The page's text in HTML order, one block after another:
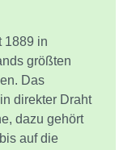
1889 in
größten
Das
direkter Draht
dazu gehört
auf die